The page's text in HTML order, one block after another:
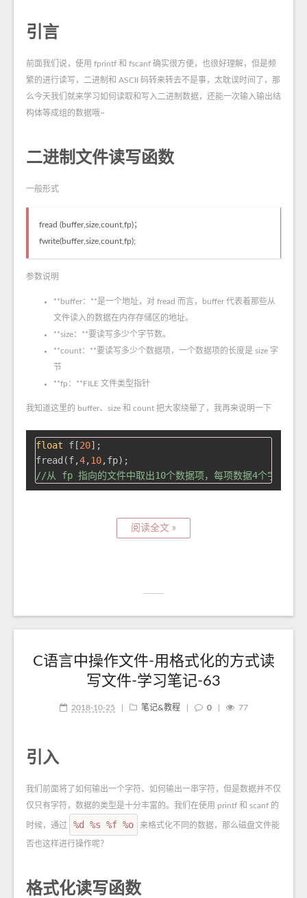
引言
前面我们说，使用 fprintf 和 fscanf 确实很方便，也很好理解，但是频
繁的进行读写，二进制和 ASCII 码转来转去不是事，太耽误时间了，那
么今天我们就来学习如何读取和写入二进制数据，还能一次输入输出结
构体等成组的数据哦~
二进制文件读写函数
一般形式
fread (buffer,size,count,fp)；
fwrite(buffer,size,count,fp);
参数说明
**buffer：**是一个地址，对 fread 而言，buffer 代表着那些从
文件读入的数据在内存存储区的地址。
**size：**要读写多少个字节数。
**count：**要读写多少个数据项，一个数据项的长度是 size 字
节
**fp：**FILE 文件类型指针
我知道这里的 buffer、size 和 count 把大家绕晕了，我再来说明一下
float f[20];
fread(f,4,10
//从 fp 指向的文件中取出10个数据项，每项数据4个字节。
阅读全文 »
C语言中操作文件-用格式化的方式读
写文件-学习笔记-63
2018-10-25 笔记&教程 0 77
引入
我们前面将了如何输出一个字符、如何输出一串字符，但是数据并不仅
仅只有字符，数据的类型是十分丰富的。我们在使用 printf 和 scanf 的
时候，通过 %d %s %f %o 来格式化不同的数据，那么磁盘文件能
否也这样进行操作呢？
格式化读写函数